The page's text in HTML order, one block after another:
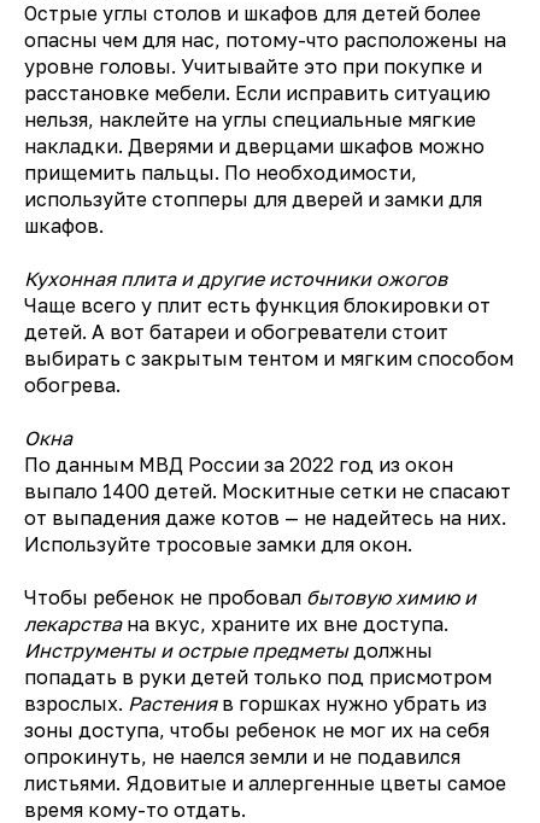
Острые углы столов и шкафов для детей более
опасны чем для нас, потому-что расположены на
уровне головы. Учитывайте это при покупке и
расстановке мебели. Если исправить ситуацию
нельзя, наклейте на углы специальные мягкие
накладки. Дверями и дверцами шкафов можно
прищемить пальцы. По необходимости,
используйте стопперы для дверей и замки для
шкафов.
Кухонная плита и другие источники ожогов
Чаще всего у плит есть функция блокировки от
детей. А вот батареи и обогреватели стоит
выбирать с закрытым тентом и мягким способом
обогрева.
Окна
По данным МВД России за 2022 год из окон
выпало 1400 детей. Москитные сетки не спасают
от выпадения даже котов — не надейтесь на них.
Используйте тросовые замки для окон.
Чтобы ребенок не пробовал бытовую химию и
лекарствана вкус, храните их вне доступа.
Инструменты и острые предметыдолжны
попадать в руки детей только под присмотром
взрослых. Растения в горшках нужно убрать из
зоны доступа, чтобы ребенок не мог их на себя
опрокинуть, не наелся земли и не подавился
листьями. Ядовитые и аллергенные цветы самое
время кому-то отдать.